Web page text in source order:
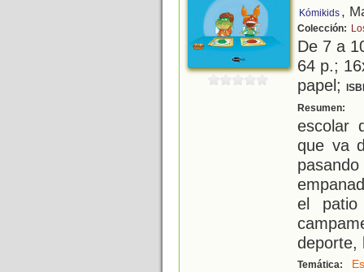
Kómikids ,
Colección:
De 7 a
64 p.;
papel;
Resumen:
escolar
que va
el
deporte,
Temática: